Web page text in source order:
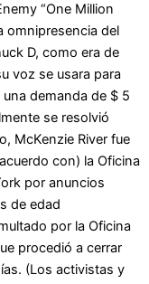
“One Million
omnipresencia del
D, como era de
voz se usara para
demanda de $ 5
se resolvió
McKenzie River fue
con) la Oficina
por anuncios
de edad
por la Oficina
procedió a cerrar
(Los activistas y